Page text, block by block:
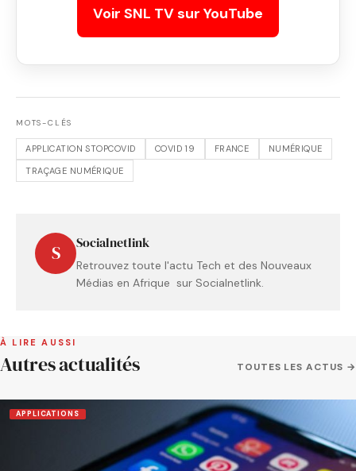
Voir SNL TV sur YouTube
MOTS-CLÉS
APPLICATION STOPCOVID COVID 19 FRANCE
NUMÉRIQUE
TRAÇAGE NUMÉRIQUE
S Socialnetlink
Retrouvez toute l'actu Tech et des Nouveaux
Médias en Afrique sur Socialnetlink.
À LIRE AUSSI
Autres actualités TOUTES LES ACTUS →
APPLICATIONS